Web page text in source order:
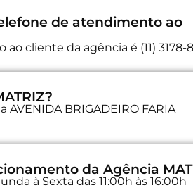
de atendimento ao
cliente da agência é (11) 3178-
AVENIDA BRIGADEIRO FARIA
da Agência
à Sexta das 11:00h às 16:00h